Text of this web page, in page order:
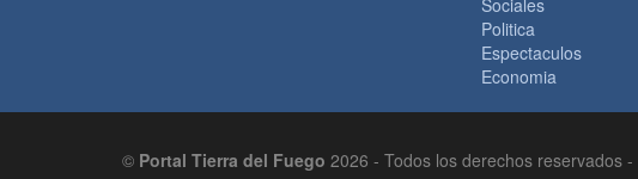
Sociales
Politica
Espectaculos
Economia
© Portal Tierra del Fuego 2026 - Todos los derechos reservados -